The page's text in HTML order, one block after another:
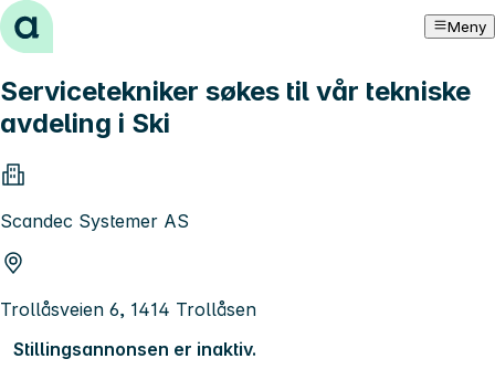
Hopp til innhold Meny
Servicetekniker søkes til vår tekniske
avdeling i Ski
Scandec Systemer AS
Trollåsveien 6, 1414 Trollåsen
Stillingsannonsen er inaktiv.